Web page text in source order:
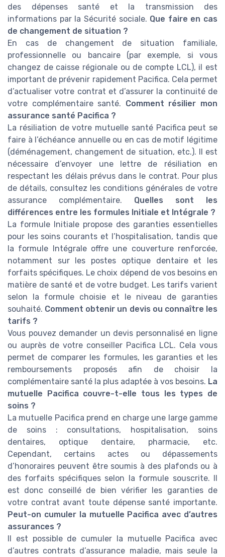
des dépenses santé et la transmission des
informations par la Sécurité sociale. Que faire en cas
de changement de situation ?
En cas de changement de situation familiale,
professionnelle ou bancaire (par exemple, si vous
changez de caisse régionale ou de compte LCL), il est
important de prévenir rapidement Pacifica. Cela permet
d’actualiser votre contrat et d’assurer la continuité de
votre complémentaire santé. Comment résilier mon
assurance santé Pacifica ?
La résiliation de votre mutuelle santé Pacifica peut se
faire à l’échéance annuelle ou en cas de motif légitime
(déménagement, changement de situation, etc.). Il est
nécessaire d’envoyer une lettre de résiliation en
respectant les délais prévus dans le contrat. Pour plus
de détails, consultez les conditions générales de votre
assurance complémentaire. Quelles sont les
différences entre les formules Initiale et Intégrale ?
La formule Initiale propose des garanties essentielles
pour les soins courants et l’hospitalisation, tandis que
la formule Intégrale offre une couverture renforcée,
notamment sur les postes optique dentaire et les
forfaits spécifiques. Le choix dépend de vos besoins en
matière de santé et de votre budget. Les tarifs varient
selon la formule choisie et le niveau de garanties
souhaité. Comment obtenir un devis ou connaître les
tarifs ?
Vous pouvez demander un devis personnalisé en ligne
ou auprès de votre conseiller Pacifica LCL. Cela vous
permet de comparer les formules, les garanties et les
remboursements proposés afin de choisir la
complémentaire santé la plus adaptée à vos besoins. La
mutuelle Pacifica couvre-t-elle tous les types de
soins ?
La mutuelle Pacifica prend en charge une large gamme
de soins : consultations, hospitalisation, soins
dentaires, optique dentaire, pharmacie, etc.
Cependant, certains actes ou dépassements
d’honoraires peuvent être soumis à des plafonds ou à
des forfaits spécifiques selon la formule souscrite. Il
est donc conseillé de bien vérifier les garanties de
votre contrat avant toute dépense santé importante.
Peut-on cumuler la mutuelle Pacifica avec d’autres
assurances ?
Il est possible de cumuler la mutuelle Pacifica avec
d’autres contrats d’assurance maladie, mais seule la